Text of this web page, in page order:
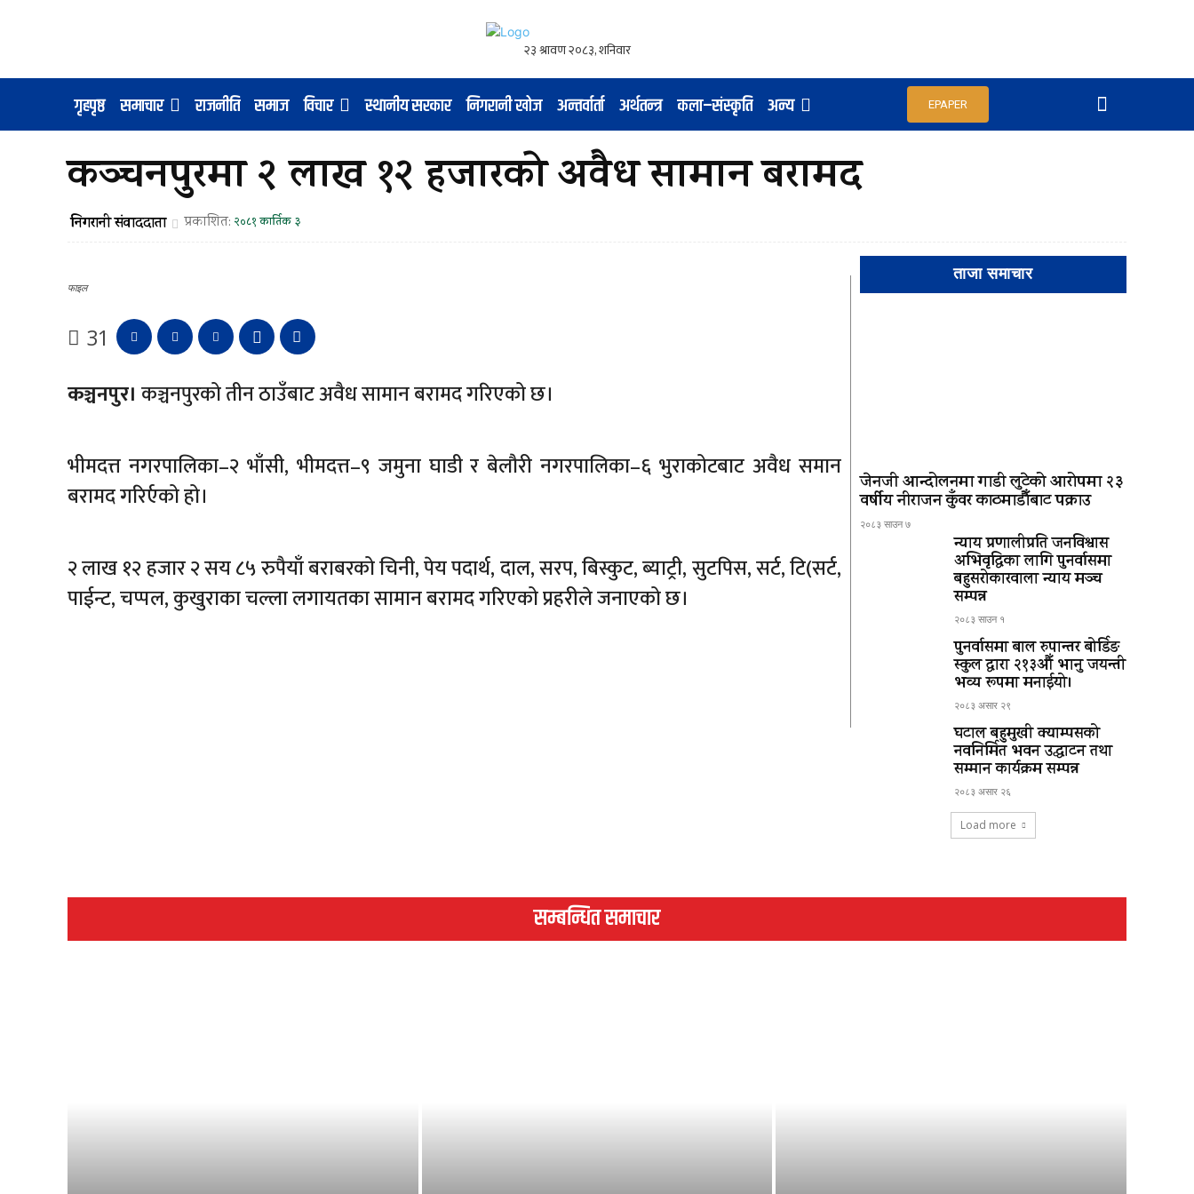
गृहपृष्ठ समाचार राजनीति समाज विचार स्थानीय सरकार निगरानी खोज अन्तर्वार्ता अर्थतन्त्र कला–संस्कृति अन्य EPAPER
कञ्चनपुरमा २ लाख १२ हजारको अवैध सामान बरामद
निगरानी संवाददाता प्रकाशित: २०८१ कार्तिक ३
फाइल
31
कञ्चनपुर। कञ्चनपुरको तीन ठाउँबाट अवैध सामान बरामद गरिएको छ।
भीमदत्त नगरपालिका–२ भाँसी, भीमदत्त–९ जमुना घाडी र बेलौरी नगरपालिका–६ भुराकोटबाट अवैध समान
बरामद गरिर्एको हो।
२ लाख १२ हजार २ सय ८५ रुपैयाँ बराबरको चिनी, पेय पदार्थ, दाल, सरप, बिस्कुट, ब्याट्री, सुटपिस, सर्ट, टि(सर्ट,
पाईन्ट, चप्पल, कुखुराका चल्ला लगायतका सामान बरामद गरिएको प्रहरीले जनाएको छ।
ताजा समाचार
जेनजी आन्दोलनमा गाडी लुटेको आरोपमा २३
वर्षीय नीराजन कुँवर काठमाडौँबाट पक्राउ
२०८३ साउन ७
न्याय प्रणालीप्रति जनविश्वास
अभिवृद्धिका लागि पुनर्वासमा
बहुसरोकारवाला न्याय मञ्च
सम्पन्न
२०८३ साउन १
पुनर्वासमा बाल रुपान्तर बोर्डिङ
स्कुल द्धारा २१३औँ भानु जयन्ती
भव्य रूपमा मनाईयो।
२०८३ असार २९
घटाल बहुमुखी क्याम्पसको
नवनिर्मित भवन उद्घाटन तथा
सम्मान कार्यक्रम सम्पन्न
२०८३ असार २६
Load more
सम्बन्धित समाचार